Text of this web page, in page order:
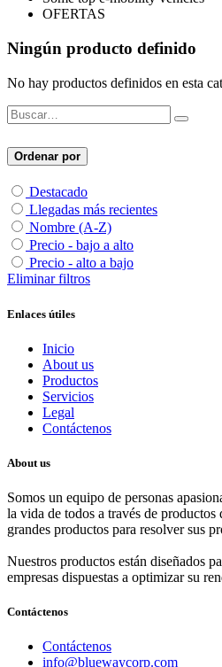
OFERTAS
Ningún producto definido
No hay productos definidos en esta
Ordenar por
Destacado
Llegadas más recientes
Nombre (A-Z)
Precio - bajo a alto
Precio - alto a bajo
Eliminar filtros
Enlaces útiles
Inicio
About us
Productos
Servicios
Legal
Contáctenos
About us
Somos un equipo de personas
la vida de todos a través de
grandes productos para resolver sus
Nuestros productos están diseñados
empresas dispuestas a optimizar su
Contáctenos
Contáctenos
info@bluewaycorp.com